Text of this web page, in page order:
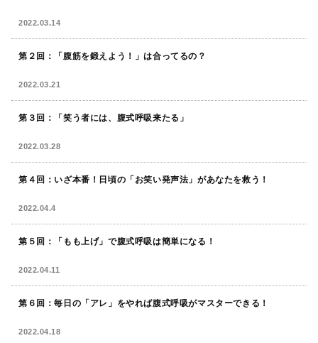
2022.03.14
第２回：「腹筋を鍛えよう！」は合ってるの？
2022.03.21
第３回：「笑う者には、腹式呼吸来たる」
2022.03.28
第４回：いざ本番！日頃の「お笑い発声法」があなたを救う！
2022.04.4
第５回：「もも上げ」で腹式呼吸は簡単になる！
2022.04.11
第６回：毎日の「アレ」をやれば腹式呼吸がマスターできる！
2022.04.18